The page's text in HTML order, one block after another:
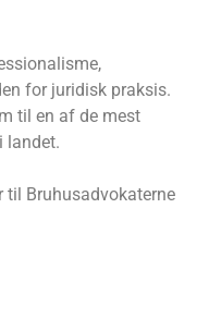
for juridisk praksis.
til en af de mest
landet.
til Bruhusadvokaterne